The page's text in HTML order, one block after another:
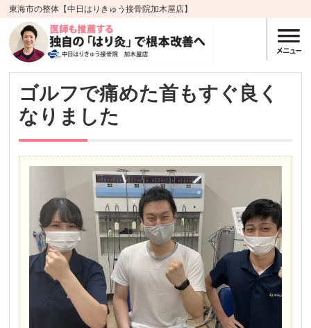
東海市の整体【中日はりきゅう接骨院加木屋店】
ゴルフで痛めた首もすぐ良く
なりました